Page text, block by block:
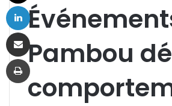
Pambou
Linkedin
Imprimer